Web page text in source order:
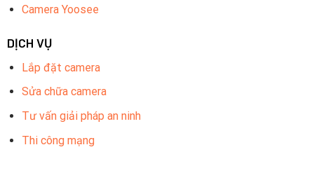
Camera Yoosee
DỊCH VỤ
Lắp đặt camera
Sửa chữa camera
Tư vấn giải pháp an ninh
Thi công mạng